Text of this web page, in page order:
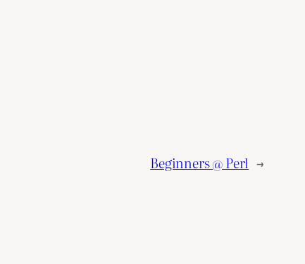
Beginners @ Perl →